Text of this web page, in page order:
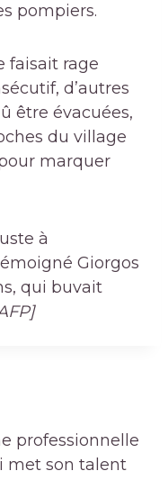
pompiers.
faisait rage
d’autres
être évacuées,
du village
marquer
à
Giorgos
qui buvait
professionnelle
met son talent